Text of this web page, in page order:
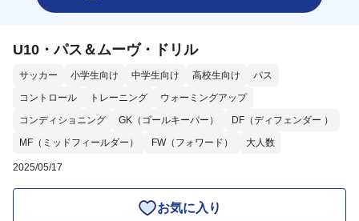
U10・パス＆ムーヴ・ドリル
サッカー 小学生向け 中学生向け 高校生向け
パス
コントロール
トレーニング
ウォーミングアップ
コンディショニング
GK（ゴールキーパー）
DF（ディフェンダー ）
MF（ミッドフィールダー）
FW（フォワード） 大人数
2025/05/17
お気に入り